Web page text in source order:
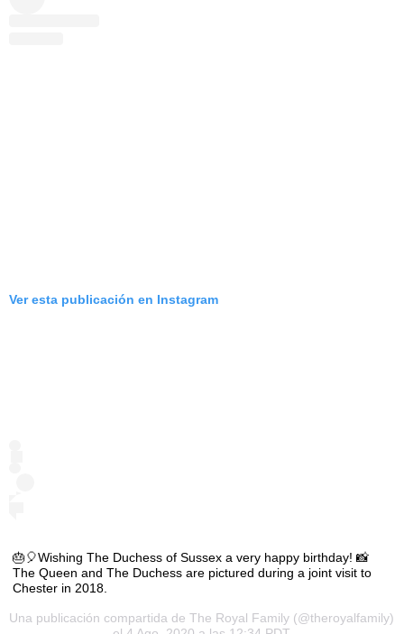
Ver esta publicación en Instagram
🎂🎈Wishing The Duchess of Sussex a very happy birthday! 📸
The Queen and The Duchess are pictured during a joint visit to
Chester in 2018.
Una publicación compartida deThe Royal Family (@theroyalfamily)